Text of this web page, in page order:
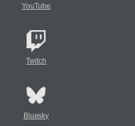
YouTube
Twitch
Bluesky